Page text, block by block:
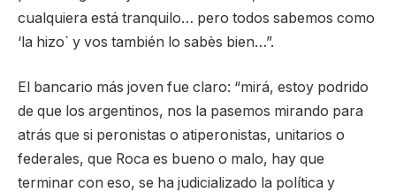
cualquiera está tranquilo… pero todos sabemos como
‘la hizo` y vos también lo sabès bien…”.
El bancario más joven fue claro: “mirá, estoy podrido
de que los argentinos, nos la pasemos mirando para
atrás que si peronistas o atiperonistas, unitarios o
federales, que Roca es bueno o malo, hay que
terminar con eso, se ha judicializado la política y